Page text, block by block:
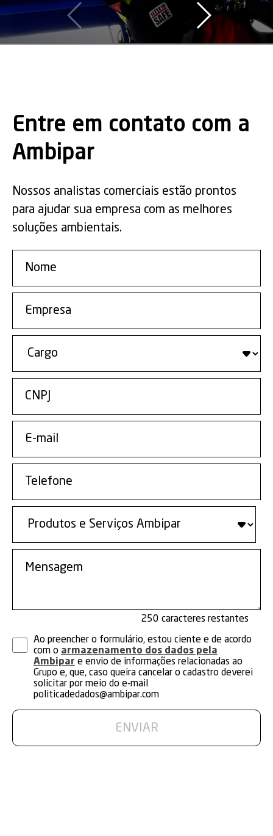
Entre em contato com a
Ambipar
Nossos analistas comerciais estão prontos
para ajudar sua empresa com as melhores
soluções ambientais.
250
Ao preencher o formulário, estou ciente e de acordo
com o armazenamento dos dados pela
Ambipar e envio de informações relacionadas ao
Grupo e, que, caso queira cancelar o cadastro deverei
solicitar por meio do e-mail
politicadedados@ambipar.com